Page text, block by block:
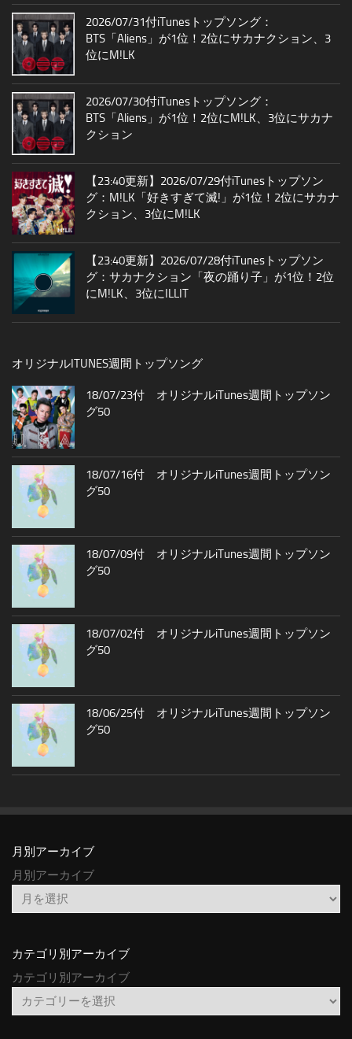
2026/07/31付iTunesトップソング：
BTS「Aliens」が1位！2位にサカナクション、3
位にM!LK
2026/07/30付iTunesトップソング：
BTS「Aliens」が1位！2位にM!LK、3位にサカナ
クション
【23:40更新】2026/07/29付iTunesトップソン
グ：M!LK「好きすぎて滅!」が1位！2位にサカナ
クション、3位にM!LK
【23:40更新】2026/07/28付iTunesトップソン
グ：サカナクション「夜の踊り子」が1位！2位
にM!LK、3位にILLIT
オリジナルITUNES週間トップソング
18/07/23付 オリジナルiTunes週間トップソン
グ50
18/07/16付 オリジナルiTunes週間トップソン
グ50
18/07/09付 オリジナルiTunes週間トップソン
グ50
18/07/02付 オリジナルiTunes週間トップソン
グ50
18/06/25付 オリジナルiTunes週間トップソン
グ50
月別アーカイブ
月別アーカイブ
カテゴリ別アーカイブ
カテゴリ別アーカイブ